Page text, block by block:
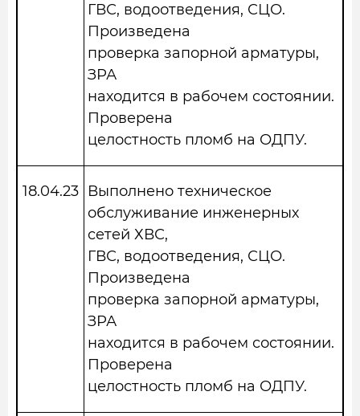
ГВС, водоотведения, СЦО.
Произведена
проверка запорной арматуры,
ЗРА
находится в рабочем состоянии.
Проверена
целостность пломб на ОДПУ.
18.04.23 Выполнено техническое
обслуживание инженерных
сетей ХВС,
ГВС, водоотведения, СЦО.
Произведена
проверка запорной арматуры,
ЗРА
находится в рабочем состоянии.
Проверена
целостность пломб на ОДПУ.